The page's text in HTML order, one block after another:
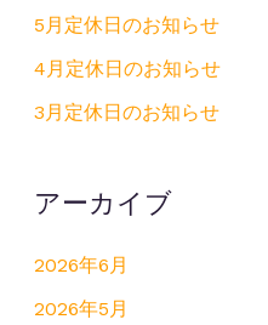
5月定休日のお知らせ
4月定休日のお知らせ
3月定休日のお知らせ
アーカイブ
2026年6月
2026年5月